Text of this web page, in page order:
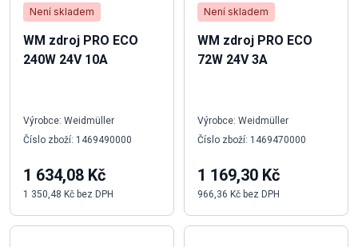
Není skladem
WM zdroj PRO ECO
240W 24V 10A
Výrobce: Weidmüller
Číslo zboží: 1469490000
1 634,08 Kč
1 350,48 Kč bez DPH
Není skladem
WM zdroj PRO ECO
72W 24V 3A
Výrobce: Weidmüller
Číslo zboží: 1469470000
1 169,30 Kč
966,36 Kč bez DPH